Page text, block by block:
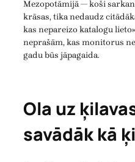
Mezopotāmijā — koši
krāsas, tika nedaudz
kas nepareizo katalogu
neprašām, kas monitorus
gadu būs jāpagaida.
Ola uz
savādāk kā